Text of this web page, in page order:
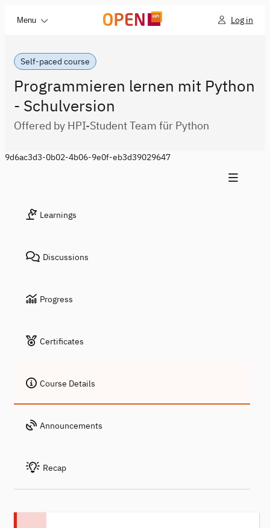
Menu Log in
Self-paced course
Programmieren lernen mit Python
- Schulversion
Offered by HPI-Student Team für Python
9d6ac3d3-0b02-4b06-9e0f-eb3d39029647
Learnings
Discussions
Progress
Certificates
Course Details
Announcements
Recap